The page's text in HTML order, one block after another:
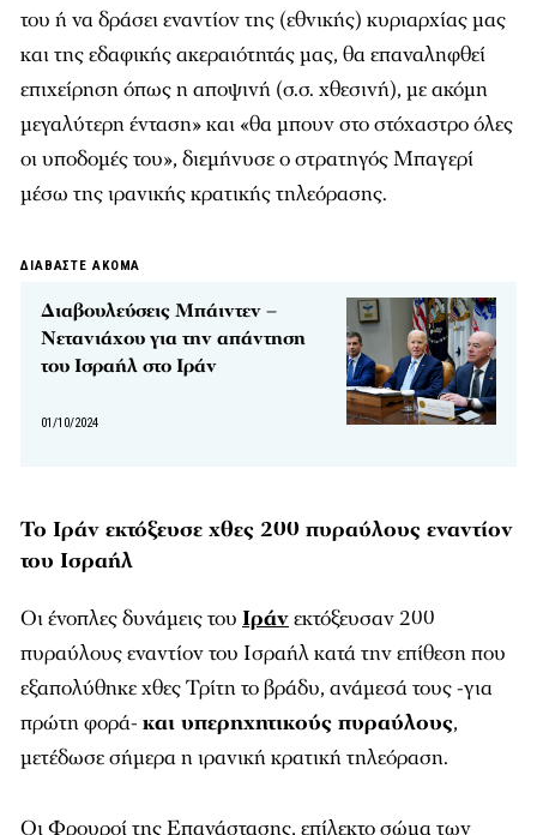
του ή να δράσει εναντίον της (εθνικής) κυριαρχίας μας
και της εδαφικής ακεραιότητάς μας, θα επαναληφθεί
επιχείρηση όπως η αποψινή (σ.σ. χθεσινή), με ακόμη
μεγαλύτερη ένταση» και «θα μπουν στο στόχαστρο όλες
οι υποδομές του», διεμήνυσε ο στρατηγός Μπαγερί
μέσω της ιρανικής κρατικής τηλεόρασης.
ΔΙΑΒΑΣΤΕ ΑΚΟΜΑ
Διαβουλεύσεις Μπάιντεν –
Νετανιάχου για την απάντηση
του Ισραήλ στο Ιράν
01/10/2024
Το Ιράν εκτόξευσε χθες 200 πυραύλους εναντίον
του Ισραήλ
Οι ένοπλες δυνάμεις του Ιράνεκτόξευσαν 200
πυραύλους εναντίον του Ισραήλ κατά την επίθεση που
εξαπολύθηκε χθες Τρίτη το βράδυ, ανάμεσά τους -για
πρώτη φορά- και υπερηχητικούς πυραύλους,
μετέδωσε σήμερα η ιρανική κρατική τηλεόραση.
Οι Φρουροί της Επανάστασης, επίλεκτο σώμα των